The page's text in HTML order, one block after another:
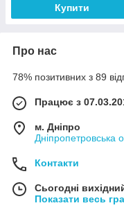
Купити
Про нас
78% позитивних з 89
Працює з
м. Дніпро
Дніпропетровська
Контакти
Сьогодні
Показати весь